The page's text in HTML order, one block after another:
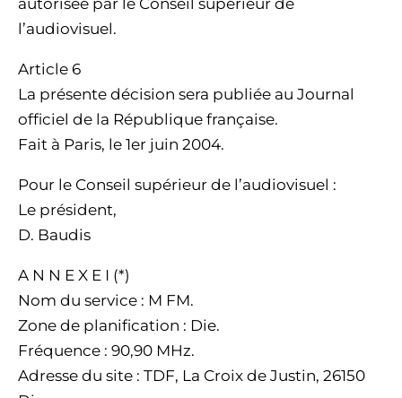
autorisée par le Conseil supérieur de
l’audiovisuel.
Article 6
La présente décision sera publiée au Journal
officiel de la République française.
Fait à Paris, le 1er juin 2004.
Pour le Conseil supérieur de l’audiovisuel :
Le président,
D. Baudis
A N N E X E I (*)
Nom du service : M FM.
Zone de planification : Die.
Fréquence : 90,90 MHz.
Adresse du site : TDF, La Croix de Justin, 26150